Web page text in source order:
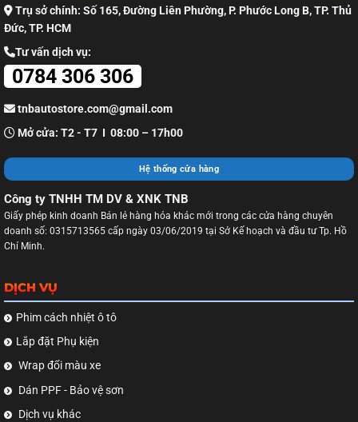
Trụ sở chính: Số 165, Đường Liên Phường, P. Phước Long B, TP. Thủ
Đức, TP. HCM
Tư vấn dịch vụ:
0784 306 306
tnbautostore.com@gmail.com
Mở cửa: T2 - T7 I 08:00 – 17h00
Hệ thống cửa hàng
Công ty TNHH TM DV & XNK TNB
Giấy phép kinh doanh Bán lẻ hàng hóa khác mới trong các cửa hàng chuyên
doanh số: 0315713565 cấp ngày 03/06/2019 tại Sở Kế hoạch và đầu tư Tp. Hồ
Chí Minh.
DỊCH VỤ
Phim cách nhiệt ô tô
Lắp đặt Phụ kiện
Wrap đổi màu xe
Dán PPF - Bảo vệ sơn
Dịch vụ khác